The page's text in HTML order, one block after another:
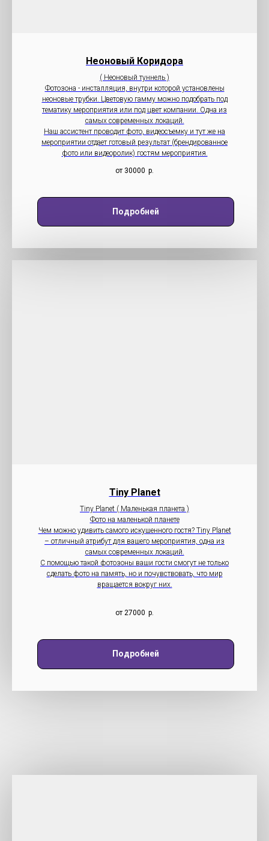
Неоновый Коридора
( Неоновый туннель )
Фотозона - инсталляция, внутри которой установлены
неоновые трубки. Цветовую гамму можно подобрать под
тематику мероприятия или под цвет компании. Одна из
самых современных локаций.
Наш ассистент проводит фото, видеосъемку и тут же на
мероприятии отдает готовый результат (брендированное
фото или видеоролик) гостям мероприятия.
от 30000 р.
Подробней
Tiny Planet
Tiny Planet ( Маленькая планета )
Фото на маленькой планете
Чем можно удивить самого искушенного гостя? Tiny Planet
– отличный атрибут для вашего мероприятия, одна из
самых современных локаций.
С помощью такой фотозоны ваши гости смогут не только
сделать фото на память, но и почувствовать, что мир
вращается вокруг них.
от 27000 р.
Подробней